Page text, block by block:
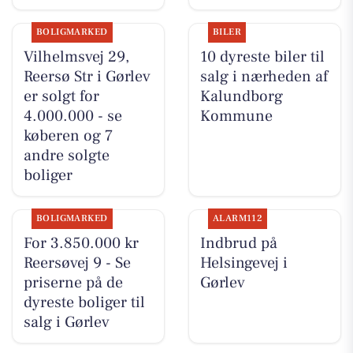
BOLIGMARKED
Vilhelmsvej 29,
Reersø Str i Gørlev
er solgt for
4.000.000 - se
køberen og 7
andre solgte
boliger
BILER
10 dyreste biler til
salg i nærheden af
Kalundborg
Kommune
BOLIGMARKED
For 3.850.000 kr
Reersøvej 9 - Se
priserne på de
dyreste boliger til
salg i Gørlev
ALARM112
Indbrud på
Helsingevej i
Gørlev